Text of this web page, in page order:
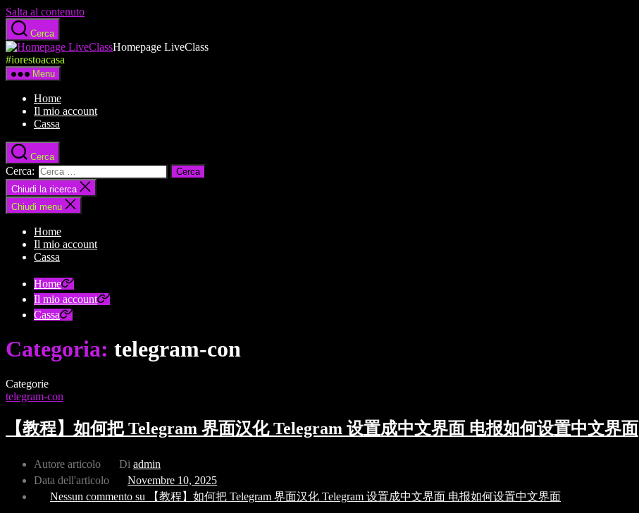
Salta al contenuto
Cerca
Homepage LiveClass
#iorestoacasa
Menu
Home
Il mio account
Cassa
Cerca
Cerca:
Chiudi la ricerca
Chiudi menu
Home
Il mio account
Cassa
Home
Il mio account
Cassa
Categoria: telegram-con
Categorie
telegram-con
【教程】如何把 Telegram 界面汉化 Telegram 设置成中文界面 电报如何设置中文界面
Autore articolo Di admin
Data dell'articolo
Novembre 10, 2025
Nessun commento su 【教程】如何把 Telegram 界面汉化 Telegram 设置成中文界面 电报如何设置中文界面